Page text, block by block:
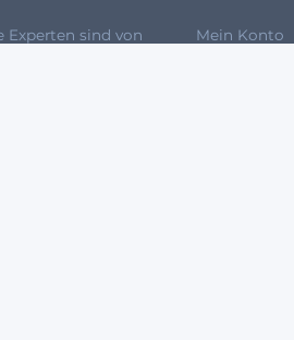
Experten sind von
Mein Konto